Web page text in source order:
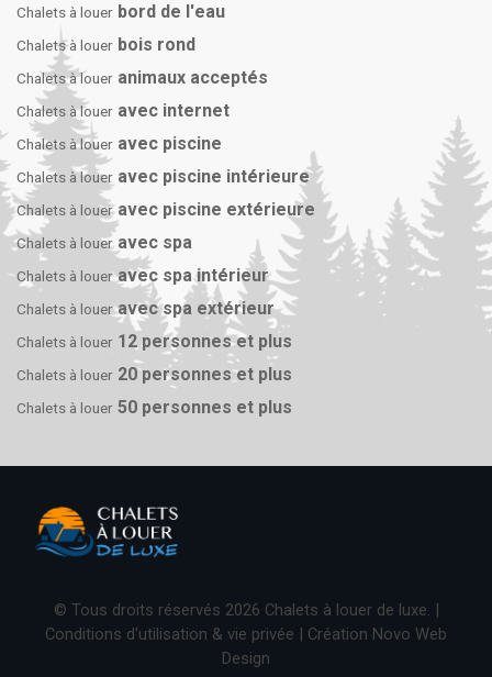
Chalets à louer bord de l'eau
Chalets à louer bois rond
Chalets à louer animaux acceptés
Chalets à louer avec internet
Chalets à louer avec piscine
Chalets à louer avec piscine intérieure
Chalets à louer avec piscine extérieure
Chalets à louer avec spa
Chalets à louer avec spa intérieur
Chalets à louer avec spa extérieur
Chalets à louer 12 personnes et plus
Chalets à louer 20 personnes et plus
Chalets à louer 50 personnes et plus
© Tous droits réservés 2026 Chalets à louer de luxe. |
Conditions d'utilisation & vie privée | Création Novo Web
Design